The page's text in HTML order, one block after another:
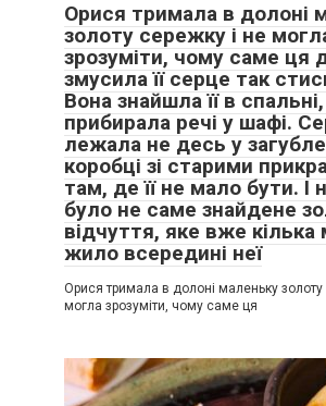
Орися тримала в долоні
золоту сережку і не
зрозуміти, чому саме ця
змусила її серце так
Вона знайшла її в
прибирала речі у шафі.
лежала не десь у
коробці зі старими
там, де її не мало бути. І
було не саме знайдене
відчуття, яке вже кілька
жило всередині неї
Орися тримала в долоні маленьку золоту
могла зрозуміти, чому саме ця